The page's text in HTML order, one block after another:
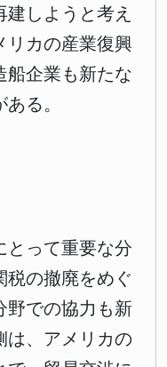
しようと考え
リカの産業復興
船企業も新たな
る。
とって重要な分
税の撤廃をめぐ
野での協力も新
は、アメリカの